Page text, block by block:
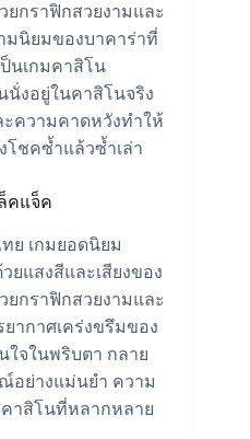
ยกราฟิกสวยงามและ
นิยมของบาคาร่าที่
นเกมคาสิโน
งอยู่ในคาสิโนจริง
ความคาดหวังทำให้
โชคซ้ำแล้วซ้ำเล่า
คแจ็ค
ย เกมยอดนิยม
ยแสงสีและเสียงของ
ยกราฟิกสวยงามและ
ากาศเคร่งขรึมของ
ใจในพริบตา กลาย
ณ์อย่างแม่นยำ ความ
าสิโนที่หลากหลาย